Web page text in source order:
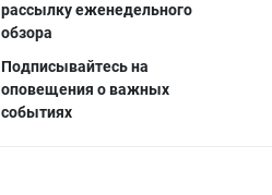
рассылку еженедельного
обзора
Подписывайтесь на
оповещения о важных
событиях